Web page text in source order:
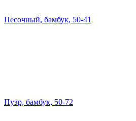
Песочный, бамбук, 50-41
Пуэр, бамбук, 50-72